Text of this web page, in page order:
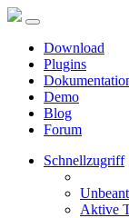
Download
Plugins
Demo
Blog
Forum
Schnellzugriff
Aktive